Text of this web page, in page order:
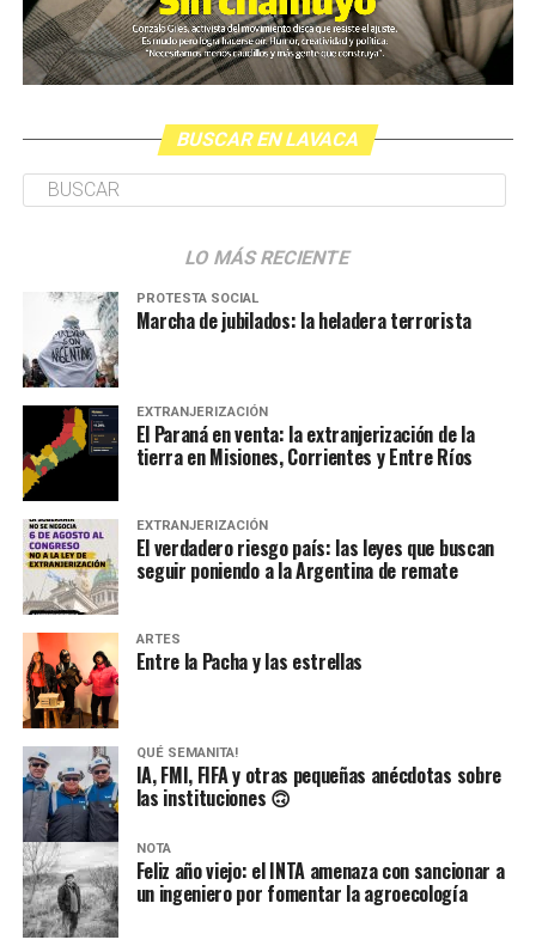
BUSCAR EN LAVACA
LO MÁS RECIENTE
PROTESTA SOCIAL
Marcha de jubilados: la heladera terrorista
EXTRANJERIZACIÓN
El Paraná en venta: la extranjerización de la
tierra en Misiones, Corrientes y Entre Ríos
EXTRANJERIZACIÓN
El verdadero riesgo país: las leyes que buscan
seguir poniendo a la Argentina de remate
ARTES
Entre la Pacha y las estrellas
QUÉ SEMANITA!
IA, FMI, FIFA y otras pequeñas anécdotas sobre
las instituciones 🙃
NOTA
Feliz año viejo: el INTA amenaza con sancionar a
un ingeniero por fomentar la agroecología